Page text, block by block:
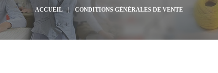
ACCUEIL CONDITIONS GÉNÉRALES DE VENTE